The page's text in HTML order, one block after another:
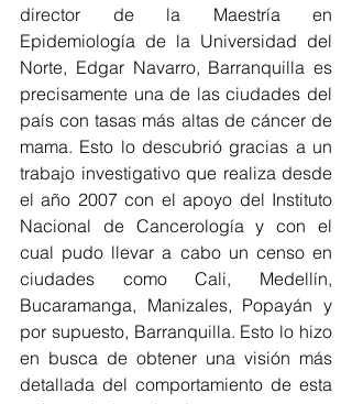
director de la Maestría en
Epidemiología de la Universidad del
Norte, Edgar Navarro, Barranquilla es
precisamente una de las ciudades del
país con tasas más altas de cáncer de
mama. Esto lo descubrió gracias a un
trabajo investigativo que realiza desde
el año 2007 con el apoyo del Instituto
Nacional de Cancerología y con el
cual pudo llevar a cabo un censo en
ciudades como Cali, Medellín,
Bucaramanga, Manizales, Popayán y
por supuesto, Barranquilla. Esto lo hizo
en busca de obtener una visión más
detallada del comportamiento de esta